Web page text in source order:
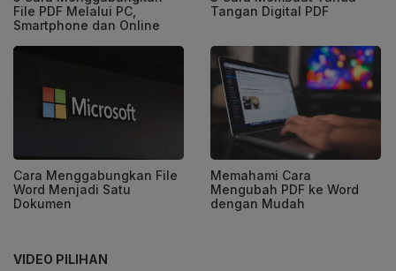
File PDF Melalui PC,
Smartphone dan Online
Tangan Digital PDF
Cara Menggabungkan File
Word Menjadi Satu
Dokumen
Memahami Cara
Mengubah PDF ke Word
dengan Mudah
VIDEO PILIHAN